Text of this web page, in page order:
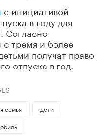
с инициативой
в году для
Согласно
с тремя и более
получат право
отпуска в год.
семья
дети